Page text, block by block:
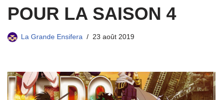
POUR LA SAISON 4
La Grande Ensifera 23 août 2019